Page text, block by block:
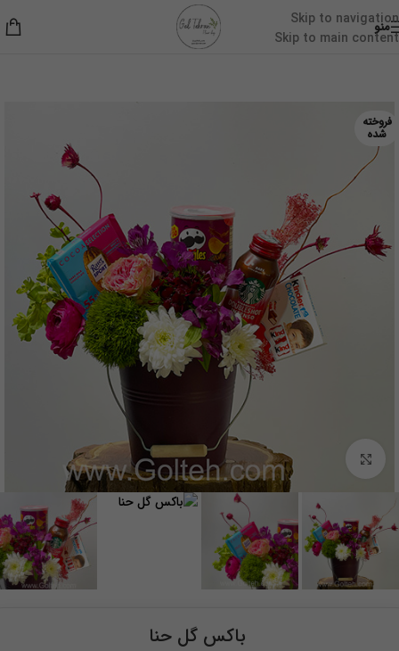
Skip to navigation
Skip to main content
منو
خانه/ گل نوزاد
فروخته
شده
برای بزرگنمایی کلیک کنید
باکس گل حنا